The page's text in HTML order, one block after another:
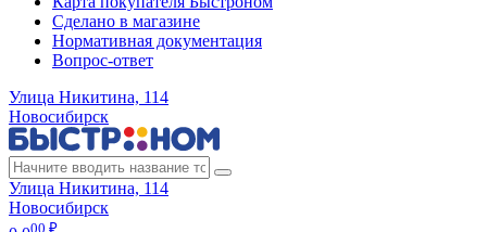
Сделано в магазине
Нормативная документация
Вопрос-ответ
Улица Никитина, 114
Новосибирск
Улица Никитина, 114
Новосибирск
00 ₽